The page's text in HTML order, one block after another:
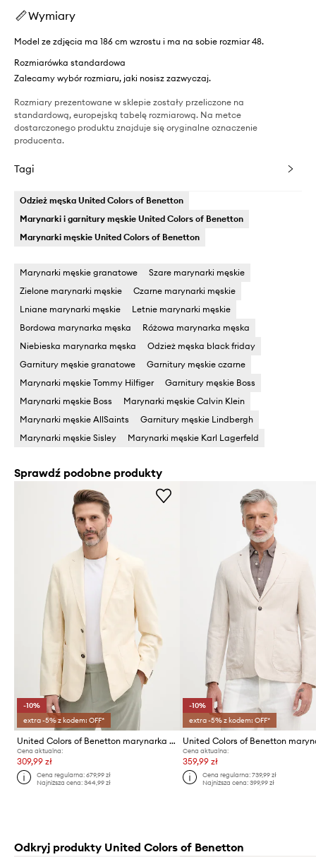
Wymiary
Model ze zdjęcia ma 186 cm wzrostu i ma na sobie rozmiar 48.
Rozmiarówka standardowa
Zalecamy wybór rozmiaru, jaki nosisz zazwyczaj.
Rozmiary prezentowane w sklepie zostały przeliczone na
standardową, europejską tabelę rozmiarową. Na metce
dostarczonego produktu znajduje się oryginalne oznaczenie
producenta.
Tagi
Odzież męska United Colors of Benetton
Marynarki i garnitury męskie United Colors of Benetton
Marynarki męskie United Colors of Benetton
Marynarki męskie granatowe
Szare marynarki męskie
Zielone marynarki męskie
Czarne marynarki męskie
Lniane marynarki męskie
Letnie marynarki męskie
Bordowa marynarka męska
Różowa marynarka męska
Niebieska marynarka męska
Odzież męska black friday
Garnitury męskie granatowe
Garnitury męskie czarne
Marynarki męskie Tommy Hilfiger
Garnitury męskie Boss
Marynarki męskie Boss
Marynarki męskie Calvin Klein
Marynarki męskie AllSaints
Garnitury męskie Lindbergh
Marynarki męskie Sisley
Marynarki męskie Karl Lagerfeld
Sprawdź podobne produkty
-10%
extra -5% z kodem: OFF*
United Colors of Benetton marynarka jednorzędowa męska z dodatkiem lnu
Cena aktualna:
309,99 zł
Cena regularna:679,99 zł
Najniższa cena:344,99 zł
-10%
extra -5% z kodem: OFF*
Cena aktualna:
359,99 zł
Cena regularna: 739,99 zł
Najniższa cena: 399,99 zł
Odkryj produkty United Colors of Benetton